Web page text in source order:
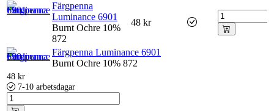
Färgpenna
Luminance 6901
Burnt Ochre 10%
872
48 kr
Färgpenna Luminance 6901
Burnt Ochre 10% 872
48 kr
7-10 arbetsdagar